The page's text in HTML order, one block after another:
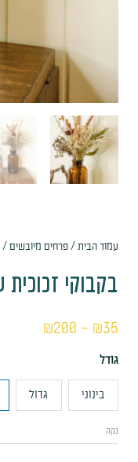
עמוד הבית/פרחים מיובשים/
בקבוקי זכוכית
₪35
–
₪200
גודל
בינוני גדול
נקה